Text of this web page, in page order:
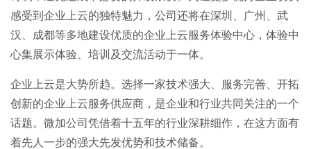
感受到企业上云的独特魅力，公司还将在深圳、广州、武
汉、成都等多地建设优质的企业上云服务体验中心，体验中
心集展示体验、培训及交流活动于一体。
企业上云是大势所趋。选择一家技术强大、服务完善、开拓
创新的企业上云服务供应商，是企业和行业共同关注的一个
话题。微加公司凭借着十五年的行业深耕细作，在这方面有
着先人一步的强大先发优势和技术储备。